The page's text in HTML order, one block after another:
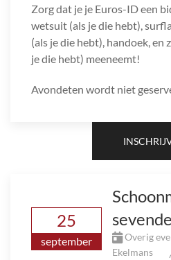
Zorg dat je je Euros-ID een
wetsuit (als je die hebt),
(als je die hebt), handoek, en
je die hebt) meeneemt!
Avondeten wordt niet
25
september Overig
Ekelmans